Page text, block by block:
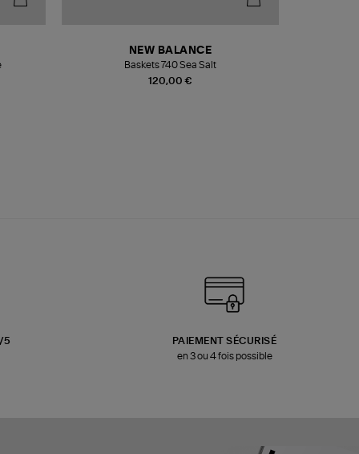
120,00 €
NEW BALANCE
Baskets 740 Sea Salt
5
PAIEMENT SÉCURISÉ
en 3 ou 4 fois possible